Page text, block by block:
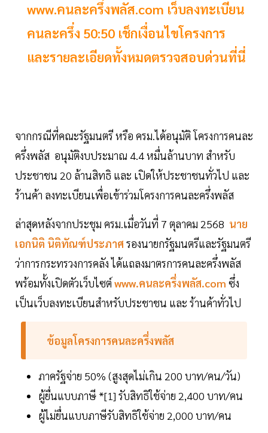
www.คนละครึ่งพลัส.com เว็บลงทะเบียน
คนละครึ่ง 50:50 เช็กเงื่อนไขโครงการ
และรายละเอียดทั้งหมดตรวจสอบด่วนที่นี่
จากกรณีที่คณะรัฐมนตรี หรือ ครม.ได้อนุมัติ โครงการคนละ
ครึ่งพลัส อนุมัติงบประมาณ 4.4 หมื่นล้านบาท สำหรับ
ประชาชน 20 ล้านสิทธิ และ เปิดให้ประชาชนทั่วไป และ
ร้านค้า ลงทะเบียนเพื่อเข้าร่วมโครงการคนละครึ่งพลัส
ล่าสุดหลังจากประชุม ครม.เมื่อวันที่ 7 ตุลาคม 2568 นาย
เอกนิติ นิติทัณฑ์ประภาศรองนายกรัฐมนตรีและรัฐมนตรี
ว่าการกระทรวงการคลัง ได้แถลงมาตรการคนละครึ่งพลัส
พร้อมทั้งเปิดตัวเว็บไซต์ www.คนละครึ่งพลัส.com ซึ่ง
เป็นเว็บลงทะเบียนสำหรับประชาชน และ ร้านค้าทั่วไป
ข้อมูลโครงการคนละครึ่งพลัส
ภาครัฐจ่าย 50% (สูงสุดไม่เกิน 200 บาท/คน/วัน)
ผู้ยื่นแบบภาษี *[1] รับสิทธิใช้จ่าย 2,400 บาท/คน
ผู้ไม่ยื่นแบบภาษีรับสิทธิใช้จ่าย 2,000 บาท/คน